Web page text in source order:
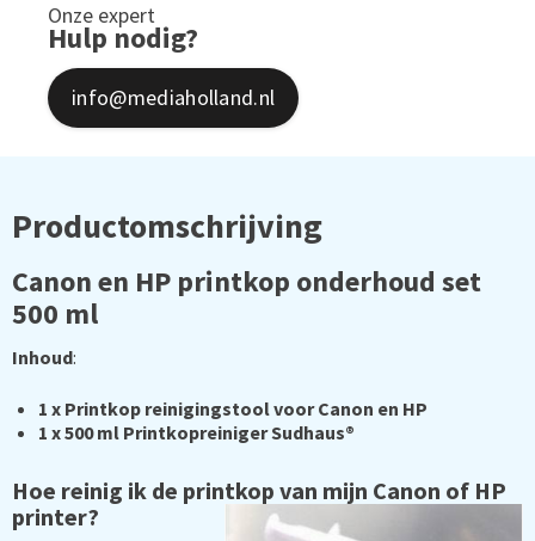
Onze expert
Hulp nodig?
info@mediaholland.nl
Productomschrijving
Canon en HP printkop onderhoud set
500 ml
Inhoud:
1 x Printkop reinigingstool voor Canon en HP
1 x 500 ml Printkopreiniger Sudhaus®
Hoe reinig ik de printkop van mijn Canon of HP
printer?